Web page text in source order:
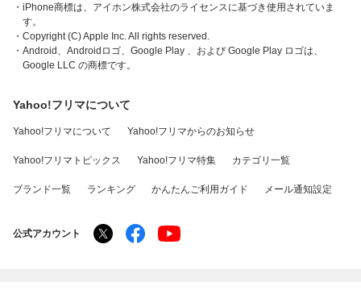
・iPhone商標は、アイホン株式会社のライセンスに基づき使用されていま
す。
・Copyright (C) Apple Inc. All rights reserved.
・Android、Androidロゴ、Google Play 、および Google Play ロゴは、
Google LLC の商標です。
Yahoo!フリマについて
Yahoo!フリマについて Yahoo!フリマからのお知らせ
Yahoo!フリマトピックス Yahoo!フリマ特集 カテゴリ一覧
ブランド一覧 ランキング かんたんご利用ガイド メール通知設定
公式アカウント